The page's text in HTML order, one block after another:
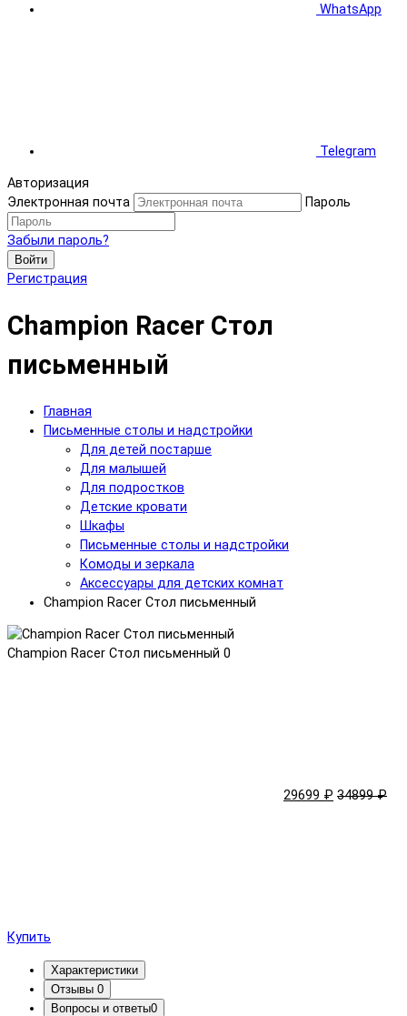
WhatsApp
Telegram
Авторизация
Электронная почта
Пароль
Забыли пароль?
Войти
Регистрация
Champion Racer Стол
письменный
Главная
Письменные столы и надстройки
Для детей постарше
Для малышей
Для подростков
Детские кровати
Шкафы
Письменные столы и надстройки
Комоды и зеркала
Аксессуары для детских комнат
Champion Racer Стол письменный
Champion Racer Стол письменный 0
29699 ₽ 34899 ₽
Купить
Характеристики
Отзывы 0
Вопросы и ответы0